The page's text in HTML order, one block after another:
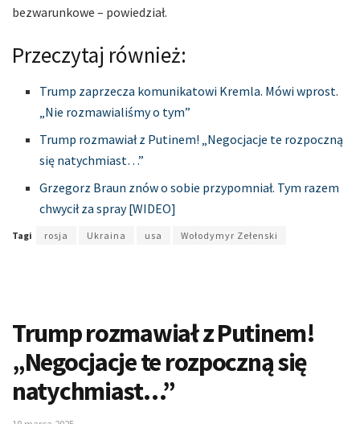
bezwarunkowe – powiedział.
Przeczytaj również:
Trump zaprzecza komunikatowi Kremla. Mówi wprost.
„Nie rozmawialiśmy o tym”
Trump rozmawiał z Putinem! „Negocjacje te rozpoczną
się natychmiast…”
Grzegorz Braun znów o sobie przypomniał. Tym razem
chwycił za spray [WIDEO]
Tagi rosja Ukraina usa Wołodymyr Zełenski
Trump rozmawiał z Putinem!
„Negocjacje te rozpoczną się
natychmiast…”